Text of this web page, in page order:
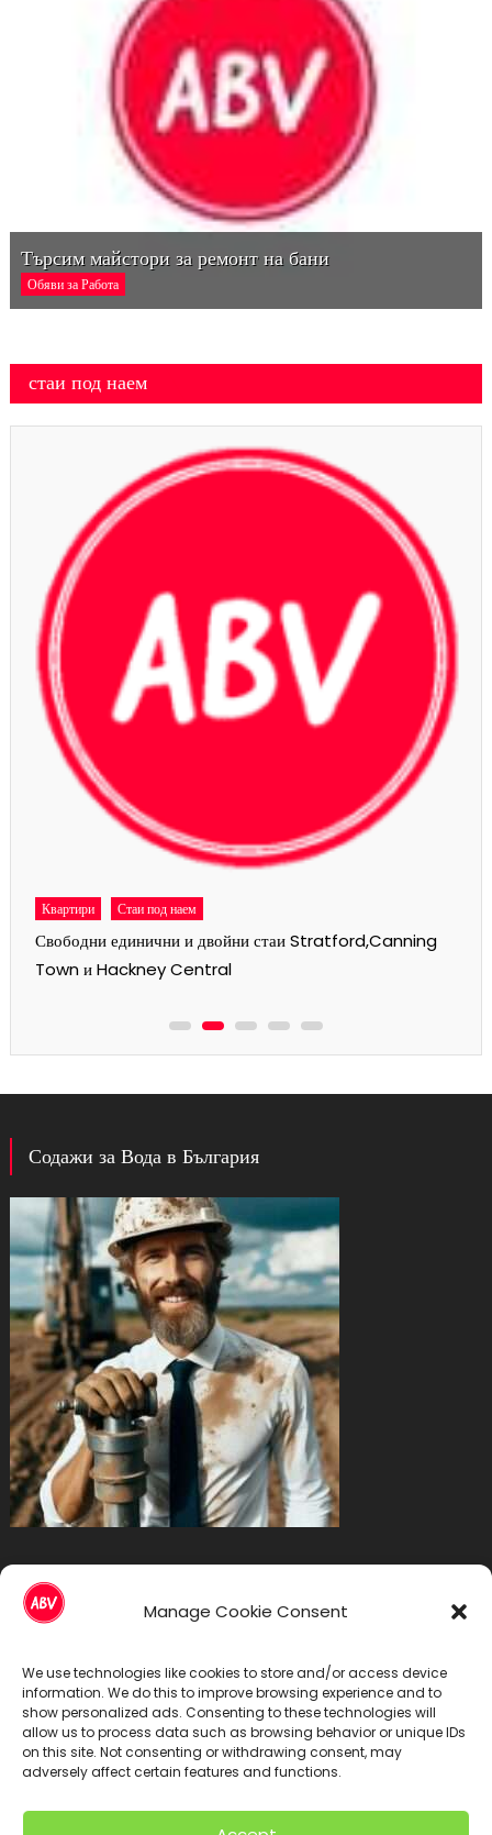
Manage Cookie Consent
We use technologies like cookies to store and/or access device
information. We do this to improve browsing experience and to
show personalized ads. Consenting to these technologies will
allow us to process data such as browsing behavior or unique IDs
on this site. Not consenting or withdrawing consent, may
adversely affect certain features and functions.
Търсим майстори за ремонт на бани
Обяви за Работа
стаи под наем
Квартири Стаи под наем
Свободни единични и двойни стаи Stratford,Canning
Town и Hackney Central
Содажи за Вода в България
Болногледачи София